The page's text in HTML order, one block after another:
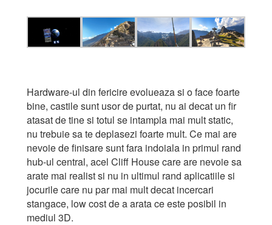
Hardware-ul din fericire evolueaza si o face foarte
bine, castile sunt usor de purtat, nu ai decat un fir
atasat de tine si totul se intampla mai mult static,
nu trebuie sa te deplasezi foarte mult. Ce mai are
nevoie de finisare sunt fara indoiala in primul rand
hub-ul central, acel Cliff House care are nevoie sa
arate mai realist si nu in ultimul rand aplicatiile si
jocurile care nu par mai mult decat incercari
stangace, low cost de a arata ce este posibil in
mediul 3D.